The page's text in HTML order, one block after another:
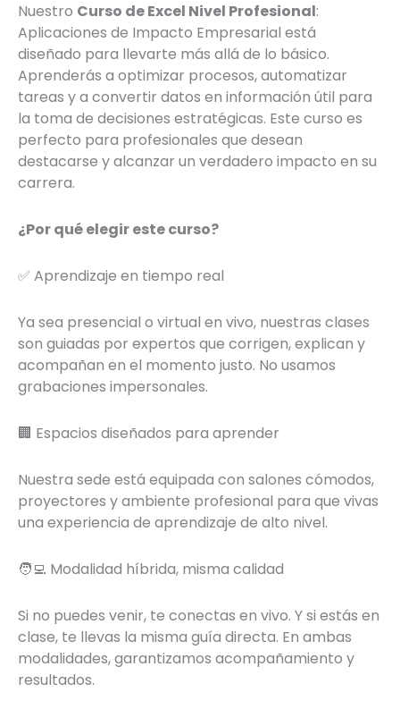
Nuestro Curso de Excel Nivel Profesional:
Aplicaciones de Impacto Empresarial está
diseñado para llevarte más allá de lo básico.
Aprenderás a optimizar procesos, automatizar
tareas y a convertir datos en información útil para
la toma de decisiones estratégicas. Este curso es
perfecto para profesionales que desean
destacarse y alcanzar un verdadero impacto en su
carrera.
¿Por qué elegir este curso?
✅ Aprendizaje en tiempo real
Ya sea presencial o virtual en vivo, nuestras clases
son guiadas por expertos que corrigen, explican y
acompañan en el momento justo. No usamos
grabaciones impersonales.
🏢 Espacios diseñados para aprender
Nuestra sede está equipada con salones cómodos,
proyectores y ambiente profesional para que vivas
una experiencia de aprendizaje de alto nivel.
🧑‍💻 Modalidad híbrida, misma calidad
Si no puedes venir, te conectas en vivo. Y si estás en
clase, te llevas la misma guía directa. En ambas
modalidades, garantizamos acompañamiento y
resultados.